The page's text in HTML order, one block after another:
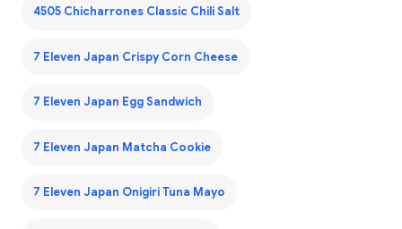
4505 Chicharrones Classic Chili Salt
7 Eleven Japan Crispy Corn Cheese
7 Eleven Japan Egg Sandwich
7 Eleven Japan Matcha Cookie
7 Eleven Japan Onigiri Tuna Mayo